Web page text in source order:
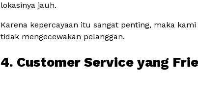
lokasinya jauh.
Karena kepercayaan itu sangat penting, maka
tidak mengecewakan pelanggan.
4. Customer Service yang